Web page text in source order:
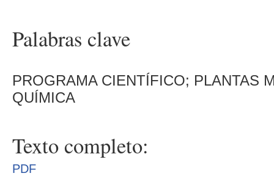
Palabras clave
PROGRAMA CIENTÍFICO; PLANTAS
QUÍMICA
Texto completo:
PDF